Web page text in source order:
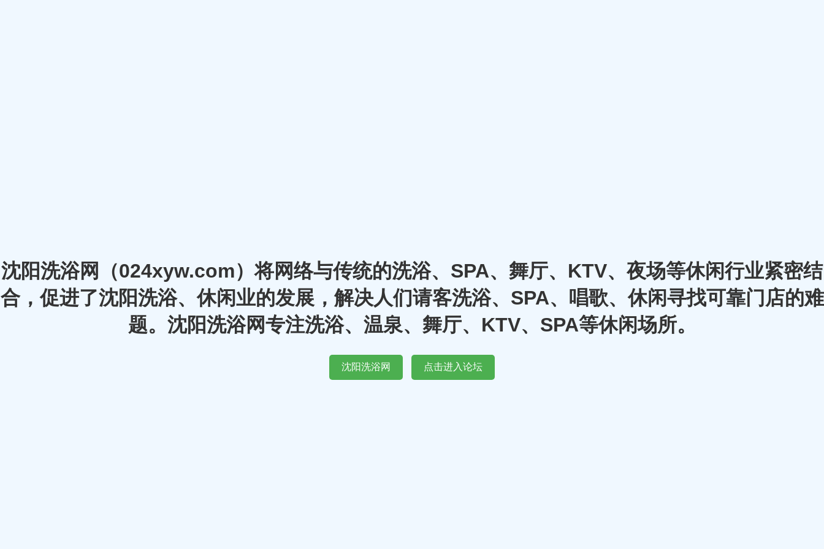
沈阳洗浴网（024xyw.com）将网络与传统的洗浴、SPA、舞厅、KTV、夜场等休闲行业紧密结
合，促进了沈阳洗浴、休闲业的发展，解决人们请客洗浴、SPA、唱歌、休闲寻找可靠门店的难
题。沈阳洗浴网专注洗浴、温泉、舞厅、KTV、SPA等休闲场所。
沈阳洗浴网 点击进入论坛